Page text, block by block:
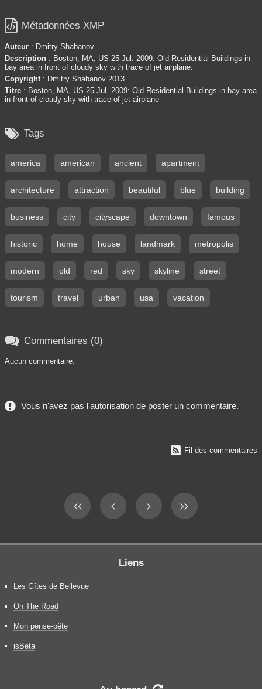
 Métadonnées XMP
Auteur : Dmitry Shabanov
Description : Boston, MA, US 25 Jul. 2009: Old Residential Buildings in
bay area in front of cloudy sky with trace of jet airplane.
Copyright : Dmitry Shabanov 2013
Titre : Boston, MA, US 25 Jul. 2009: Old Residential Buildings in bay area
in front of cloudy sky with trace of jet airplane
 Tags
america american ancient apartment
architecture attraction beautiful blue building
business city cityscape downtown famous
historic home house landmark metropolis
modern old red sky skyline street
tourism travel urban usa vacation
 Commentaires (0)
Aucun commentaire.
Vous n'avez pas l'autorisation de poster un commentaire.
 Fil des commentaires
Liens
Les Gîtes de Bellevue
On The Road
Mon pense-bête
isBeta